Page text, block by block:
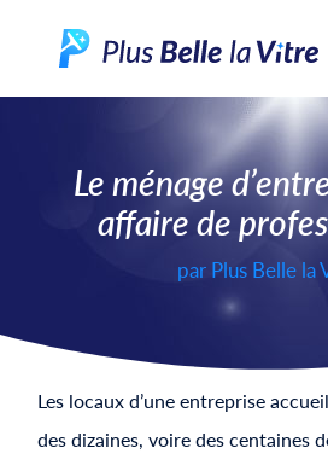
Le ménage
affaire de
par Plus Belle la
Les locaux d’une entreprise
des dizaines, voire des centaines